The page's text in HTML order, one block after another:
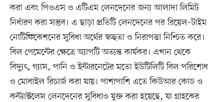
করা এবং পিওএস ও এটিএম লেনদেনের জন্য আলাদা লিমিট
নির্ধারণ করা সম্ভব। এ ছাড়া প্রতিটি লেনদেনের পর রিয়েল–টাইম
নোটিফিকেশনের সুবিধা অর্থের স্বচ্ছতা ও নিরাপত্তা নিশ্চিত করে।
বিল পেমেন্টের ক্ষেত্রে অ্যাপটি অত্যন্ত কার্যকর। এখান থেকে
বিদ্যুৎ, গ্যাস, পানি ও ইন্টারনেটের মতো ইউটিলিটি বিল পরিশোধ
ও মোবাইল রিচার্জ করা যায়। পাশাপাশি এতে কিউআর কোড ও
কন্ট্যাক্টলেস লেনদেনের সুবিধাও যুক্ত করা হয়েছে, যা গ্রাহকের